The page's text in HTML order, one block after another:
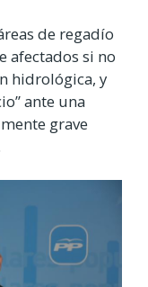
de regadío
afectados si no
hidrológica, y
ante una
grave